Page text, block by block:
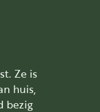
Ze is
huis,
bezig